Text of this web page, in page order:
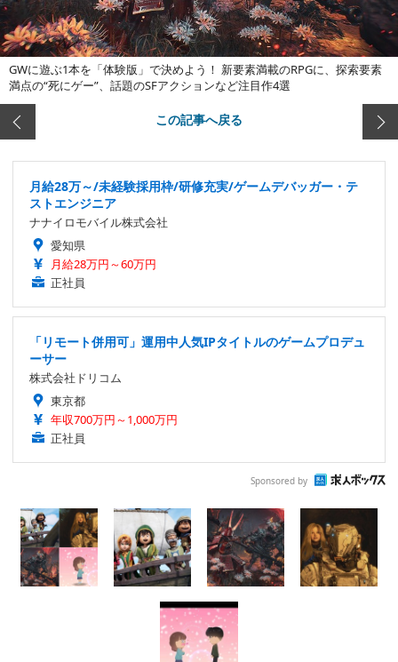
GWに遊ぶ1本を「体験版」で決めよう！ 新要素満載のRPGに、探索要素
満点の“死にゲー”、話題のSFアクションなど注目作4選
この記事へ戻る
月給28万～/未経験採用枠/研修充実/ゲームデバッガー・テ
ストエンジニア
ナナイロモバイル株式会社
愛知県
月給28万円～60万円
正社員
「リモート併用可」運用中人気IPタイトルのゲームプロデュ
ーサー
株式会社ドリコム
東京都
年収700万円～1,000万円
正社員
Sponsored by